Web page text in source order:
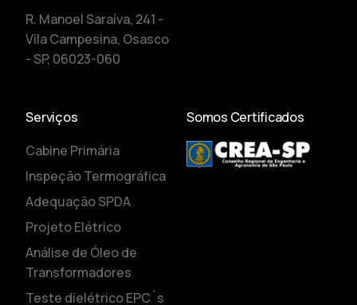
R. Manoel Saraíva, 241 -
Vila Campesina, Osasco
- SP, 06023-060
Serviços
Cabine Primária
Inspeção Termográfica
Adequação SPDA
Projeto Elétrico
Análise de Óleo de
Transformadores
Teste dielétrico EPC´s
Somos Certificados